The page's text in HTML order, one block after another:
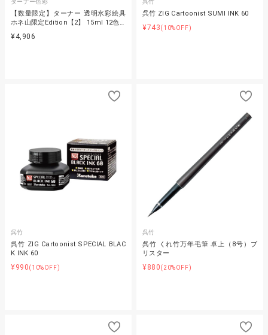
【数量限定】ターナー 透明水彩絵具
ホネ山限定Edition【2】 15ml 12色…
¥4,906
呉竹 ZIG Cartoonist SUMI INK 60
¥743(10%OFF)
呉竹
呉竹 ZIG Cartoonist SPECIAL BLAC
K INK 60
¥990(10%OFF)
呉竹
呉竹 くれ竹万年毛筆 卓上（8号）ブ
リスター
¥880(20%OFF)